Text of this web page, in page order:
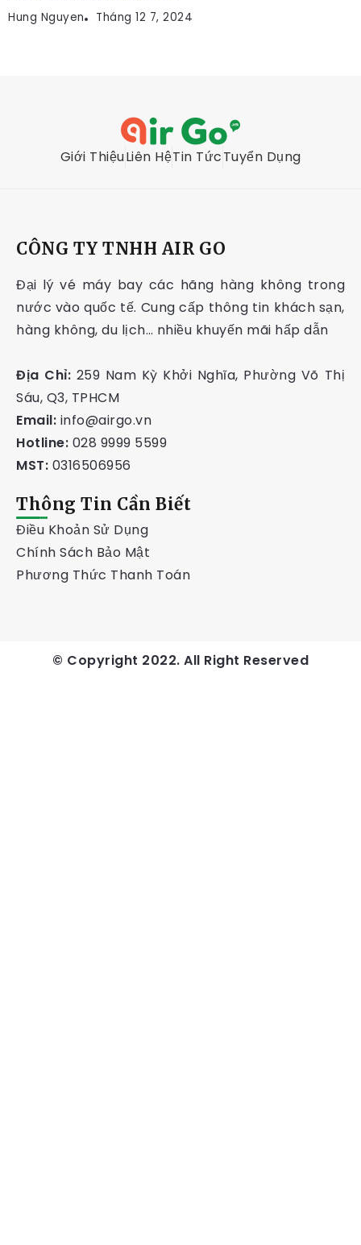
Hung Nguyen Tháng 12 7, 2024
Giới ThiệuLiên HệTin TứcTuyển Dụng
CÔNG TY TNHH AIR GO
Đại lý vé máy bay các hãng hàng không trong
nước vào quốc tế. Cung cấp thông tin khách sạn,
hàng không, du lịch… nhiều khuyến mãi hấp dẫn
Địa Chỉ: 259 Nam Kỳ Khởi Nghĩa, Phường Võ Thị
Sáu, Q3, TPHCM
Email: info@airgo.vn
Hotline: 028 9999 5599
MST: 0316506956
Thông Tin Cần Biết
Điều Khoản Sử Dụng
Chính Sách Bảo Mật
Phương Thức Thanh Toán
© Copyright 2022. All Right Reserved